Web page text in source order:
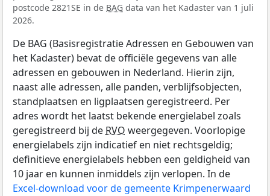
postcode 2821SE in de BAG data van het Kadaster van 1 juli
2026.
De BAG (Basisregistratie Adressen en Gebouwen van
het Kadaster) bevat de officiële gegevens van alle
adressen en gebouwen in Nederland. Hierin zijn,
naast alle adressen, alle panden, verblijfsobjecten,
standplaatsen en ligplaatsen geregistreerd. Per
adres wordt het laatst bekende energielabel zoals
geregistreerd bij de RVO weergegeven. Voorlopige
energielabels zijn indicatief en niet rechtsgeldig;
definitieve energielabels hebben een geldigheid van
10 jaar en kunnen inmiddels zijn verlopen. In de
Excel-download voor de gemeente Krimpenerwaard